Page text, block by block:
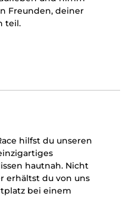
Freunden, deiner
teil.
hilfst du unseren
hautnah. Nicht
erhältst du von uns
bei einem